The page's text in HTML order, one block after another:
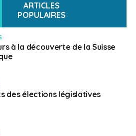
ARTICLES
POPULAIRES
à la découverte de la Suisse
des élections législatives